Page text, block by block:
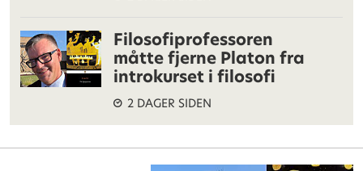
Filosofiprofessoren
måtte fjerne Platon fra
introkurset i filosofi
2 DAGER SIDEN